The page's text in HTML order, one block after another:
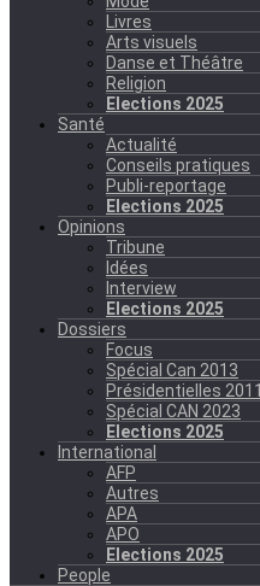
Livres
Arts visuels
Danse et Théâtre
Religion
Elections 2025
Santé
Actualité
Conseils pratiques
Publi-reportage
Elections 2025
Opinions
Tribune
Idées
Interview
Elections 2025
Dossiers
Focus
Spécial Can 2013
Présidentielles 2011
Spécial CAN 2023
Elections 2025
International
AFP
Autres
APA
APO
Elections 2025
People